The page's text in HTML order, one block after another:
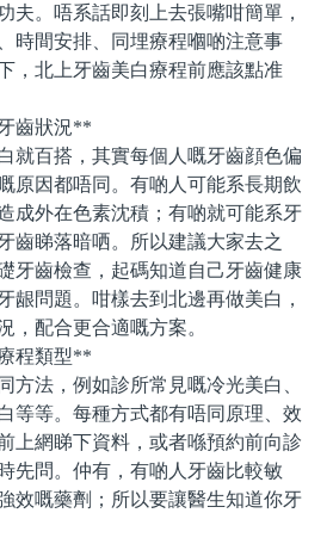
夫。唔系話即刻上去張嘴咁簡單，
時間安排、同埋療程嗰啲注意事
，北上牙齒美白療程前應該點准
齒狀況**
百搭，其實每個人嘅牙齒顔色偏
原因都唔同。有啲人可能系長期飲
成外在色素沈積；有啲就可能系牙
齒睇落暗哂。所以建議大家去之
牙齒檢查，起碼知道自己牙齒健康
龈問題。咁樣去到北邊再做美白，
，配合更合適嘅方案。
程類型**
法，例如診所常見嘅冷光美白、
等等。每種方式都有唔同原理、效
上網睇下資料，或者喺預約前向診
先問。仲有，有啲人牙齒比較敏
效嘅藥劑；所以要讓醫生知道你牙